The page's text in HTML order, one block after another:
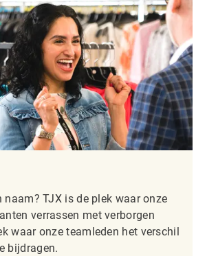
naam? TJX is de plek waar onze
verrassen met verborgen
waar onze teamleden het verschil
bijdragen.